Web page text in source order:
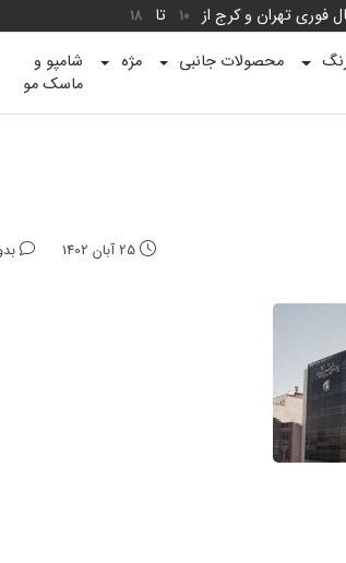
فوری تهران و کرج از 10 تا 18
محصولات جانبی مژه
شامپو و
ماسک مو
25 آبان 1402